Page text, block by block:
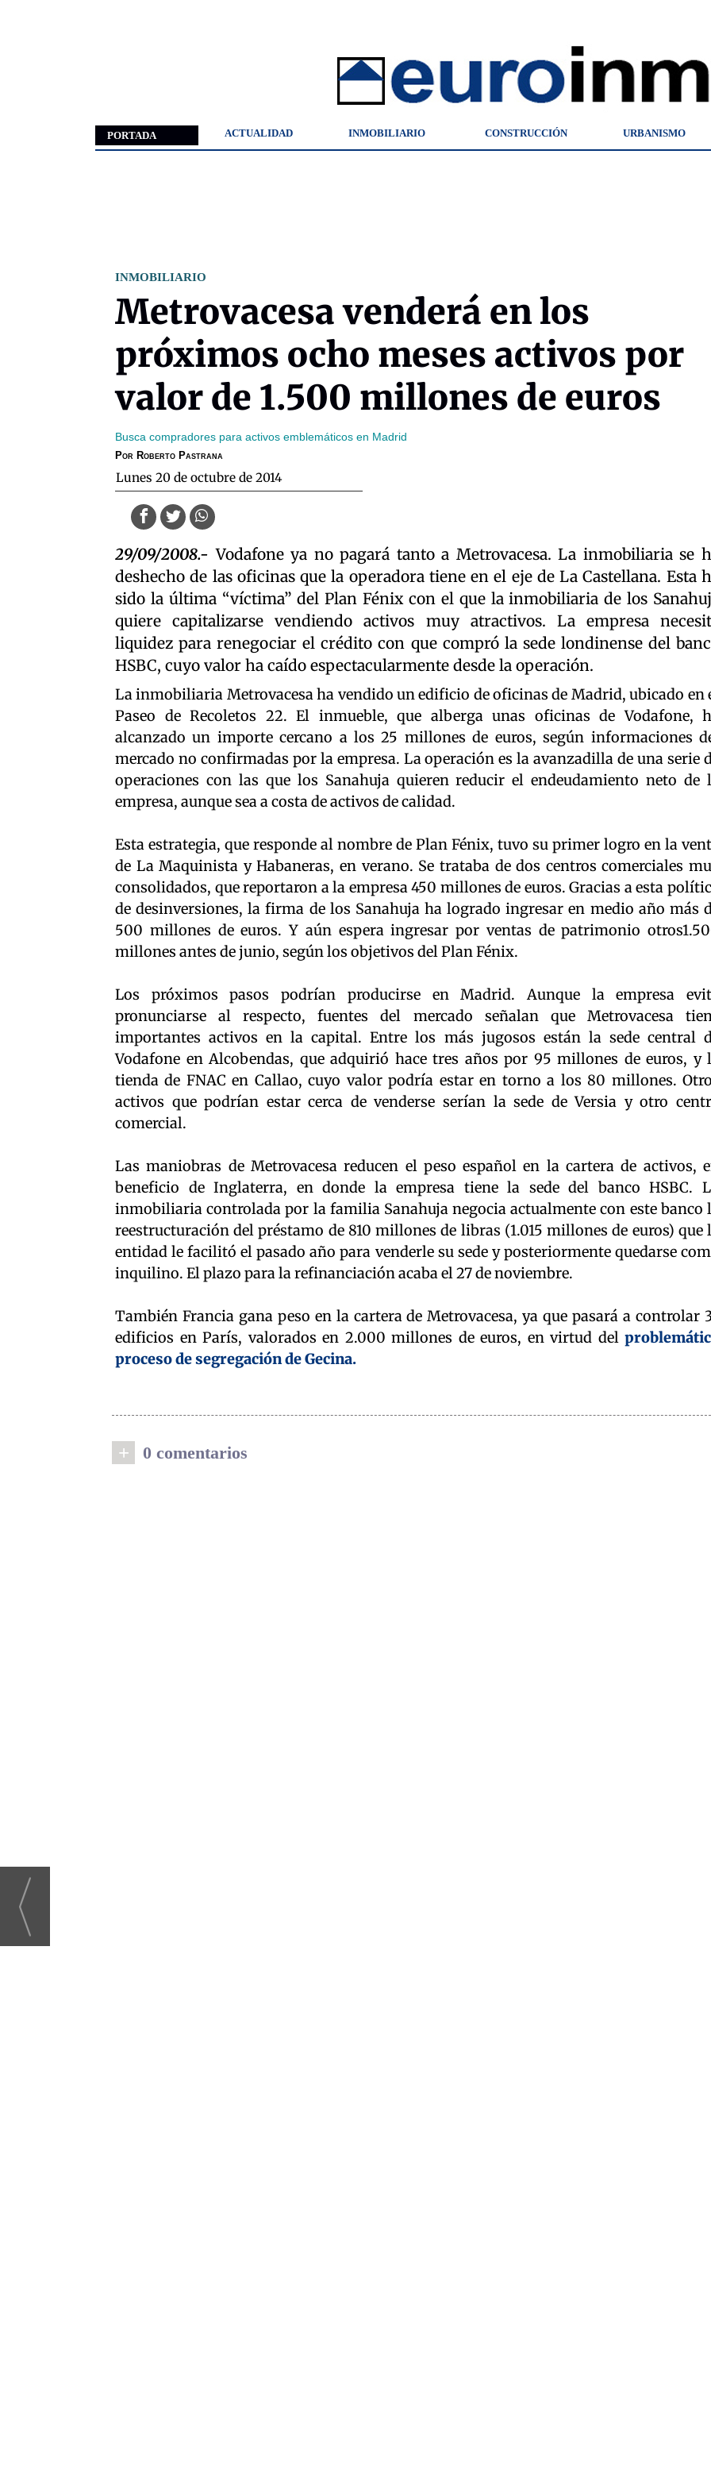
PORTADA ACTUALIDAD INMOBILIARIO CONSTRUCCIÓN URBANISMO
INMOBILIARIO
Metrovacesa venderá en los
próximos ocho meses activos por
valor de 1.500 millones de euros
Busca compradores para activos emblemáticos en Madrid
Por Roberto Pastrana
lunes 20 de octubre de 2014
29/09/2008.- Vodafone ya no pagará tanto a Metrovacesa. La inmobiliaria se
deshecho de las oficinas que la operadora tiene en el eje de La Castellana. Esta
sido la última “víctima” del Plan Fénix con el que la inmobiliaria de los
quiere capitalizarse vendiendo activos muy atractivos. La empresa
liquidez para renegociar el crédito con que compró la sede londinense del
HSBC, cuyo valor ha caído espectacularmente desde la operación.
La inmobiliaria Metrovacesa ha vendido un edificio de oficinas de Madrid, ubicado en
Paseo de Recoletos 22. El inmueble, que alberga unas oficinas de Vodafone,
alcanzado un importe cercano a los 25 millones de euros, según informaciones
mercado no confirmadas por la empresa. La operación es la avanzadilla de una serie
operaciones con las que los Sanahuja quieren reducir el endeudamiento neto de
empresa, aunque sea a costa de activos de calidad.
Esta estrategia, que responde al nombre de Plan Fénix, tuvo su primer logro en la
de La Maquinista y Habaneras, en verano. Se trataba de dos centros comerciales
consolidados, que reportaron a la empresa 450 millones de euros. Gracias a esta
de desinversiones, la firma de los Sanahuja ha logrado ingresar en medio año más
500 millones de euros. Y aún espera ingresar por ventas de patrimonio
millones antes de junio, según los objetivos del Plan Fénix.
Los próximos pasos podrían producirse en Madrid. Aunque la empresa
pronunciarse al respecto, fuentes del mercado señalan que Metrovacesa
importantes activos en la capital. Entre los más jugosos están la sede central
Vodafone en Alcobendas, que adquirió hace tres años por 95 millones de euros, y
tienda de FNAC en Callao, cuyo valor podría estar en torno a los 80 millones.
activos que podrían estar cerca de venderse serían la sede de Versia y otro
comercial.
Las maniobras de Metrovacesa reducen el peso español en la cartera de activos,
beneficio de Inglaterra, en donde la empresa tiene la sede del banco HSBC.
inmobiliaria controlada por la familia Sanahuja negocia actualmente con este banco
reestructuración del préstamo de 810 millones de libras (1.015 millones de euros) que
entidad le facilitó el pasado año para venderle su sede y posteriormente quedarse
inquilino. El plazo para la refinanciación acaba el 27 de noviembre.
También Francia gana peso en la cartera de Metrovacesa, ya que pasará a controlar
edificios en París, valorados en 2.000 millones de euros, en virtud del
proceso de segregación de Gecina.
+ 0 comentarios